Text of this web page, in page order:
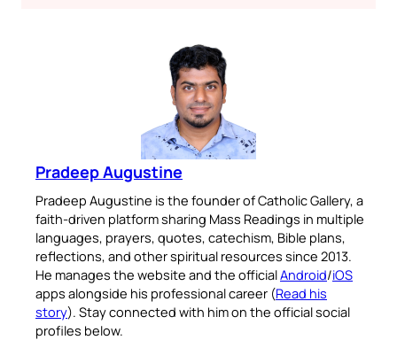
Pradeep Augustine
Pradeep Augustine is the founder of Catholic Gallery, a
faith-driven platform sharing Mass Readings in multiple
languages, prayers, quotes, catechism, Bible plans,
reflections, and other spiritual resources since 2013.
He manages the website and the officialAndroid/iOS
apps alongside his professional career (Read his
story). Stay connected with him on the official social
profiles below.